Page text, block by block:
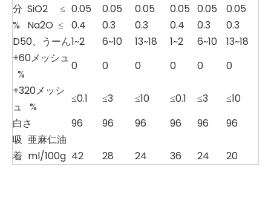
分
%
SiO2 ≤ 0.05 0.05 0.05 0.05 0.05
0.05
Na2O ≤
0.4 0.3 0.3 0.4 0.3
0.3
D50、うーん1~2 6~10 13~18 1~2 6~10
13~18
+60メッシュ
%
0 0 0 0 0
0
+320メッシ
ュ %
≤0.1 ≤3 ≤10 ≤0.1 ≤3
≤10
白さ
96 96 96 96 96
96
吸
着
亜麻仁油
ml/100g 42 28 24 36 24 20